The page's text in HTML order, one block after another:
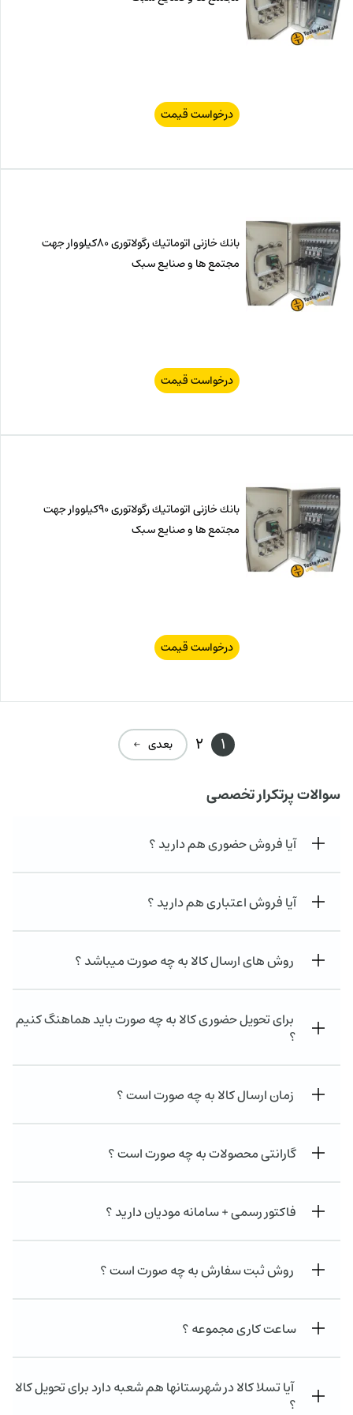
درخواست قیمت
بانك خازنی اتوماتیك رگولاتوری 80كیلووار جهت
مجتمع ها و صنایع سبک
درخواست قیمت
بانك خازنی اتوماتیك رگولاتوری 90كیلووار جهت
مجتمع ها و صنایع سبک
درخواست قیمت
1
2 بعدی ←
سوالات پرتکرار تخصصی
آیا فروش حضوری هم دارید ؟
آیا فروش اعتباری هم دارید ؟
روش های ارسال کالا به چه صورت میباشد ؟
برای تحویل حضوری کالا به چه صورت باید هماهنگ کنیم
؟
زمان ارسال کالا به چه صورت است ؟
گارانتی محصولات به چه صورت است ؟
فاکتور رسمی + سامانه مودیان دارید ؟
روش ثبت سفارش به چه صورت است ؟
ساعت کاری مجموعه ؟
آیا تسلا کالا در شهرستانها هم شعبه دارد برای تحویل کالا
؟